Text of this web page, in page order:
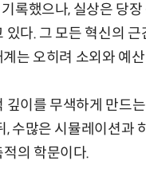
록했으나, 실상은 당
다. 그 모든 혁신의
는 오히려 소외와 예
이를 무색하게 만드
수많은 시뮬레이션과
의 학문이다.